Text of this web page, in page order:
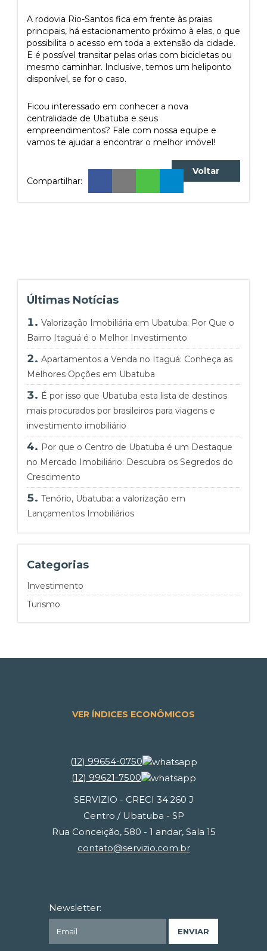
A rodovia Rio-Santos fica em frente às praias
principais, há estacionamento próximo à elas, o que
possibilita o acesso em toda a extensão da cidade.
E é possível transitar pelas orlas com bicicletas ou
mesmo caminhar. Inclusive, temos um heliponto
disponível, se for o caso.
Ficou interessado em conhecer a nova
centralidade de Ubatuba e seus
empreendimentos? Fale com nossa equipe e
vamos te ajudar a encontrar o melhor imóvel!
Compartilhar:
Voltar
Últimas Notícias
Valorização Imobiliária em Ubatuba: Por Que o
Bairro Itaguá é o Melhor Investimento
Apartamentos a Venda no Itaguá: Conheça as
Melhores Opções em Ubatuba
É por isso que Ubatuba esta lista de destinos
mais procurados por brasileiros para viagens e
investimento imobiliário
Por que o Centro de Ubatuba é um Destaque
no Mercado Imobiliário: Descubra os Segredos do
Crescimento
Tenório, Ubatuba: a valorização em
Lançamentos Imobiliários
Categorias
Investimento
Turismo
VER ÍNDICES ECONÔMICOS
(12) 99654-0750
(12) 99621-7500
SERVIZIO - CRECI 34.260 J
Centro / Ubatuba - SP
Rua Conceição, 580 - 1 andar, Sala 15
contato@servizio.com.br
Newsletter: